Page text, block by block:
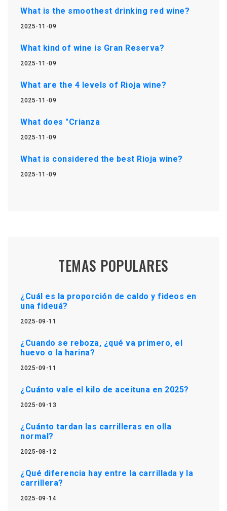
What is the smoothest drinking red wine?
2025-11-09
What kind of wine is Gran Reserva?
2025-11-09
What are the 4 levels of Rioja wine?
2025-11-09
What does "Crianza
2025-11-09
What is considered the best Rioja wine?
2025-11-09
TEMAS POPULARES
¿Cuál es la proporción de caldo y fideos en
una fideuá?
2025-09-11
¿Cuando se reboza, ¿qué va primero, el
huevo o la harina?
2025-09-11
¿Cuánto vale el kilo de aceituna en 2025?
2025-09-13
¿Cuánto tardan las carrilleras en olla
normal?
2025-08-12
¿Qué diferencia hay entre la carrillada y la
carrillera?
2025-09-14